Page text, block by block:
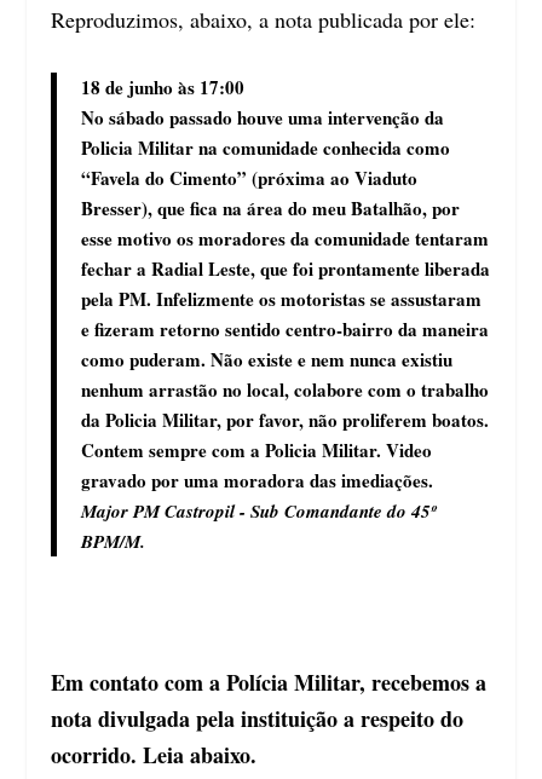
Reproduzimos, abaixo, a nota publicada por ele:
18 de junho às 17:00
No sábado passado houve uma intervenção da
Policia Militar na comunidade conhecida como
“Favela do Cimento” (próxima ao Viaduto
Bresser), que fica na área do meu Batalhão, por
esse motivo os moradores da comunidade tentaram
fechar a Radial Leste, que foi prontamente liberada
pela PM. Infelizmente os motoristas se assustaram
e fizeram retorno sentido centro-bairro da maneira
como puderam. Não existe e nem nunca existiu
nenhum arrastão no local, colabore com o trabalho
da Policia Militar, por favor, não proliferem boatos.
Contem sempre com a Policia Militar. Video
gravado por uma moradora das imediações.
Major PM Castropil - Sub Comandante do 45º
BPM/M.
Em contato com a Polícia Militar, recebemos a
nota divulgada pela instituição a respeito do
ocorrido. Leia abaixo.